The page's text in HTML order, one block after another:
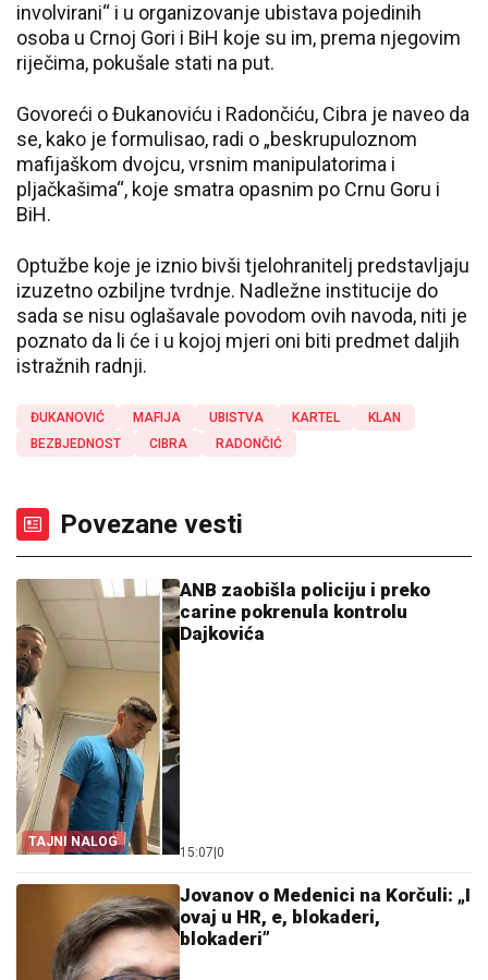
involvirani“ i u organizovanje ubistava pojedinih
osoba u Crnoj Gori i BiH koje su im, prema njegovim
riječima, pokušale stati na put.
Govoreći o Đukanoviću i Radončiću, Cibra je naveo da
se, kako je formulisao, radi o „beskrupuloznom
mafijaškom dvojcu, vrsnim manipulatorima i
pljačkašima“, koje smatra opasnim po Crnu Goru i
BiH.
Optužbe koje je iznio bivši tjelohranitelj predstavljaju
izuzetno ozbiljne tvrdnje. Nadležne institucije do
sada se nisu oglašavale povodom ovih navoda, niti je
poznato da li će i u kojoj mjeri oni biti predmet daljih
istražnih radnji.
ĐUKANOVIĆ MAFIJA UBISTVA KARTEL
KLAN
BEZBJEDNOST
CIBRA RADONČIĆ
Povezane vesti
TAJNI NALOG
ANB zaobišla policiju i preko
carine pokrenula kontrolu
Dajkovića
15:07 0
Jovanov o Medenici na Korčuli: „I
ovaj u HR, e, blokaderi,
blokaderi”